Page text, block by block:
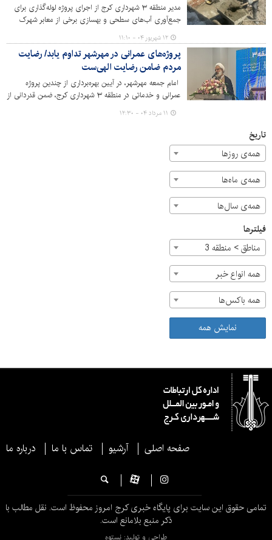
مدیر منطقه ۳ شهرداری کرج از اجرای پروژه لوله‌گذاری برای
جمع‌آوری آب‌های سطحی و بهسازی برخی از معابر شهرک
سهرابیه خبر داد. این پروژه با هدف ساماندهی معابر و
جلوگیری از آب‌گرفتگی در این محله انجام شده است.
۱۲ شهریور ۰۴ - ۱۱:۱۰
پروژه‌های عمرانی در مهرشهر تداوم یابد/ رضایت
مردم ضامن رضایت الهی‌ست
امام جمعه مهرشهر، در آیین بهره‌برداری از چندین پروژه
عمرانی و خدماتی در منطقه ۳ شهرداری کرج، ضمن قدردانی از
تلاش‌های مجموعه مدیریت شهری، بر لزوم تداوم و افزایش
این پروژه‌ها در منطقه مهرشهر تاکید کرد.
۱۱ مرداد ۰۴ - ۱۲:۳۰
تاریخ
همه‌ی روزها
همه‌ی ماه‌ها
همه‌ی سال‌ها
فیلترها
مناطق > منطقه 3
همه انواع خبر
همه باکس‌ها
نمایش همه
صفحه اصلی آرشیو تماس با ما درباره ما
تمامی حقوق این سایت برای پایگاه خبری کرج امروز محفوظ است. نقل مطالب با
ذکر منبع بلامانع است.
طراحی و تولید: نستوه